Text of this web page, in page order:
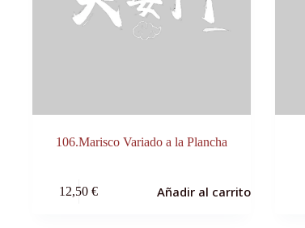
106.Marisco Variado a la Plancha
12,50€ Añadir al carrito